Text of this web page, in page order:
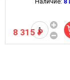
8 315 ₽